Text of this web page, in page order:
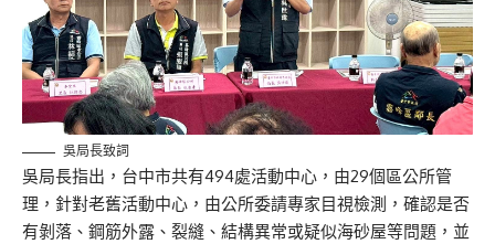
吳局長致詞
吳局長指出，台中市共有494處活動中心，由29個區公所管
理，針對老舊活動中心，由公所委請專家目視檢測，確認是否
有剝落、鋼筋外露、裂縫、結構異常或疑似海砂屋等問題，並